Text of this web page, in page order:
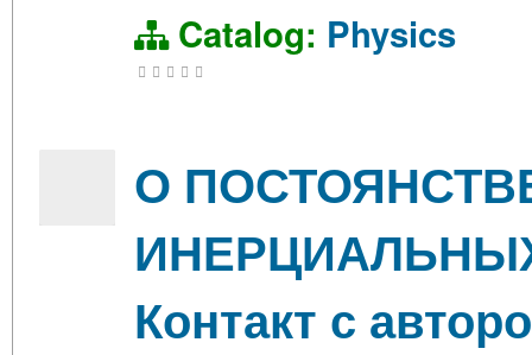
Catalog: Physics
О
Контакт с